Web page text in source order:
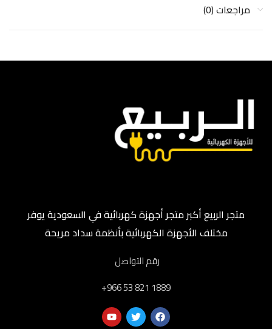
مراجعات (0)
متجر الربيع أكبر متجر أجهزة كهربائية في السعودية يوفر
مختلف الأجهزة الكهربائية بأنظمة سداد مريحة
رقم التواصل
‎+966 53 821 1889